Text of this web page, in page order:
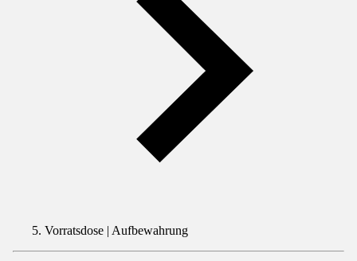
Vorratsdose | Aufbewahrung